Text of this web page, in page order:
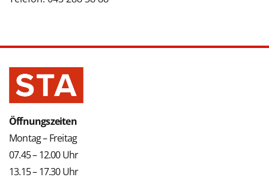
Öffnungszeiten
Montag – Freitag
07.45 – 12.00 Uhr
13.15 – 17.30 Uhr